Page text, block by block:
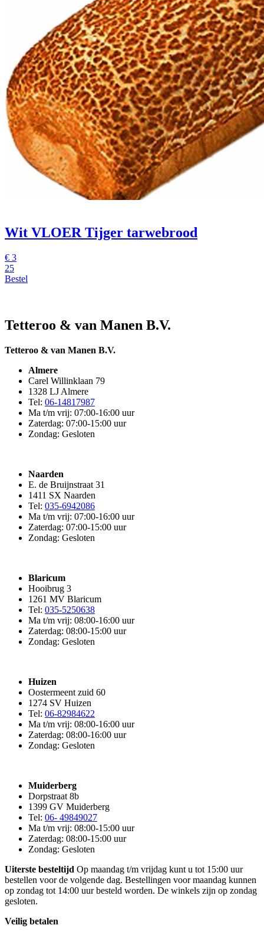
Wit VLOER Tijger tarwebrood
€ 3
25
Bestel
Tetteroo & van Manen B.V.
Tetteroo & van Manen B.V.
Almere
Carel Willinklaan 79
1328 LJ Almere
Tel: 06-14817987
Ma t/m vrij: 07:00-16:00 uur
Zaterdag: 07:00-15:00 uur
Zondag: Gesloten
Naarden
E. de Bruijnstraat 31
1411 SX Naarden
Tel: 035-6942086
Ma t/m vrij: 07:00-16:00 uur
Zaterdag: 07:00-15:00 uur
Zondag: Gesloten
Blaricum
Hooibrug 3
1261 MV Blaricum
Tel: 035-5250638
Ma t/m vrij: 08:00-16:00 uur
Zaterdag: 08:00-15:00 uur
Zondag: Gesloten
Huizen
Oostermeent zuid 60
1274 SV Huizen
Tel: 06-82984622
Ma t/m vrij: 08:00-16:00 uur
Zaterdag: 08:00-16:00 uur
Zondag: Gesloten
Muiderberg
Dorpstraat 8b
1399 GV Muiderberg
Tel: 06- 49849027
Ma t/m vrij: 08:00-15:00 uur
Zaterdag: 08:00-15:00 uur
Zondag: Gesloten
Uiterste besteltijd Op maandag t/m vrijdag kunt u tot 15:00 uur
bestellen voor de volgende dag. Bestellingen voor maandag kunnen
op zondag tot 14:00 uur besteld worden. De winkels zijn op zondag
gesloten.
Veilig betalen